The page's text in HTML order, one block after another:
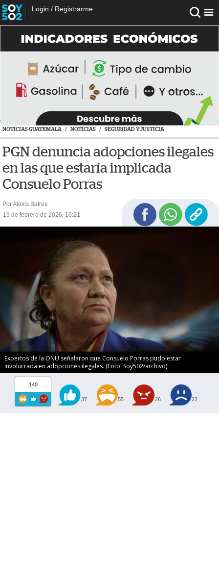
Login / Registrarme
NOTICIAS GUATEMALA / NOTICIAS / SEGURIDAD Y JUSTICIA
PGN denuncia adopciones ilegales
en las que estaría implicada
Consuelo Porras
Por Alexis Batres
19 de febrero de 2026, 16:21
Expertos de la ONU señalaron que Consuelo Porras pudo estar
involucrada en adopciones ilegales. (Foto: Soy502/archivo)
140
37 55 26 22